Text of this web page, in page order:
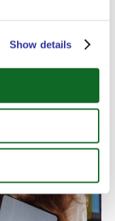
Show details